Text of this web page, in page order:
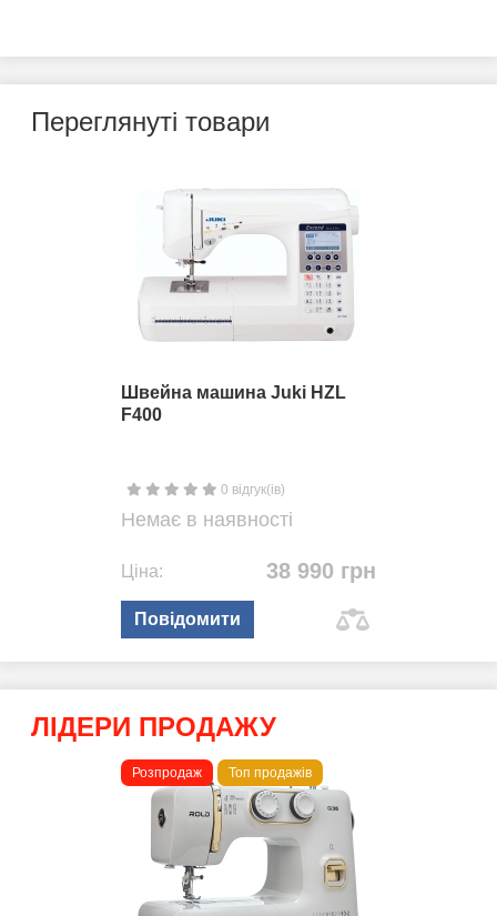
Переглянуті товари
Швейна машина Juki HZL
F400
0 відгук(ів)
Немає в наявності
Ціна: 38 990 грн
Повідомити
ЛІДЕРИ ПРОДАЖУ
Розпродаж Топ продажів